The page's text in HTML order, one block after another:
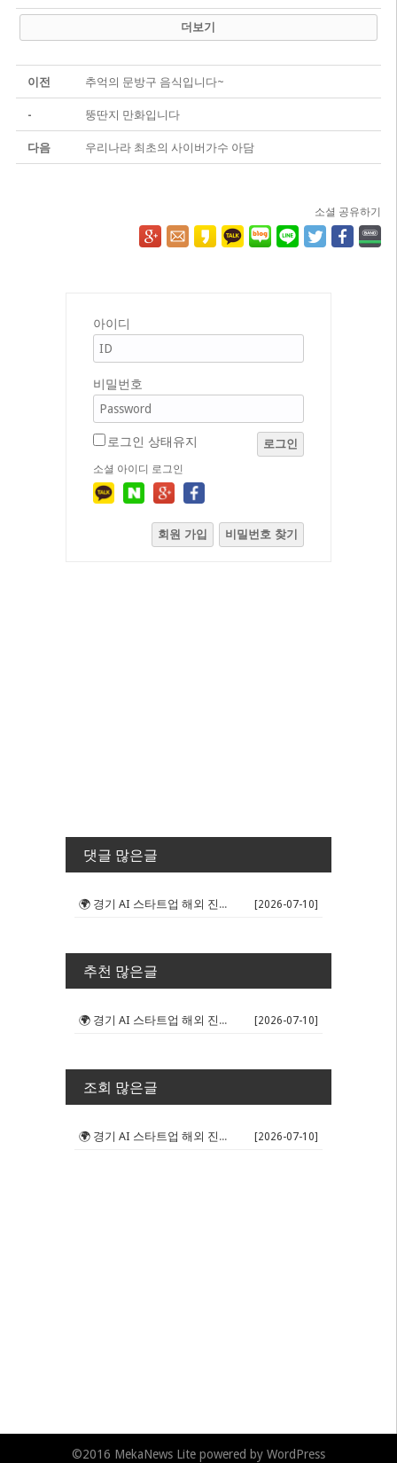
더보기
이전 추억의 문방구 음식입니다~
- 뚱딴지 만화입니다
다음 우리나라 최초의 사이버가수 아담
소셜 공유하기
아이디
비밀번호
로그인 상태유지 로그인
소셜 아이디 로그인
회원 가입 비밀번호 찾기
댓글 많은글
🌍 경기 AI 스타트업 해외 진출 판... [2026-07-10]
추천 많은글
🌍 경기 AI 스타트업 해외 진출 판... [2026-07-10]
조회 많은글
🌍 경기 AI 스타트업 해외 진출 판... [2026-07-10]
©2016 MekaNews Litepowered by WordPress